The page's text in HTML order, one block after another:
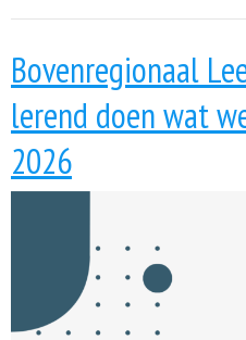
Bovenregionaal
lerend doen wat
2026